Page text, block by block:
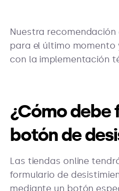
Nuestra
para el último momento
con la implementación
¿Cómo debe
botón de
Las tiendas online
formulario de
mediante un botón